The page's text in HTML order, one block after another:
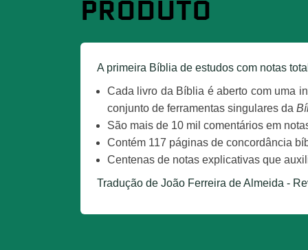
PRODUTO
A primeira Bíblia de estudos com notas
Cada livro da Bíblia é aberto com uma
conjunto de ferramentas singulares da
São mais de 10 mil comentários em
Contém 117 páginas de concordância
Centenas de notas explicativas que
Tradução de João Ferreira de Almeida -